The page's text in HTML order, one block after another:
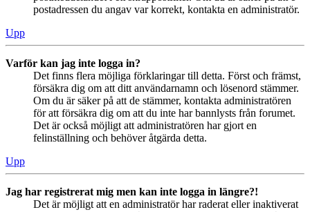
postadressen du angav var korrekt, kontakta en administratör.
Upp
Varför kan jag inte logga in?
Det finns flera möjliga förklaringar till detta. Först och främst,
försäkra dig om att ditt användarnamn och lösenord stämmer.
Om du är säker på att de stämmer, kontakta administratören
för att försäkra dig om att du inte har bannlysts från forumet.
Det är också möjligt att administratören har gjort en
felinställning och behöver åtgärda detta.
Upp
Jag har registrerat mig men kan inte logga in längre?!
Det är möjligt att en administratör har raderat eller inaktiverat